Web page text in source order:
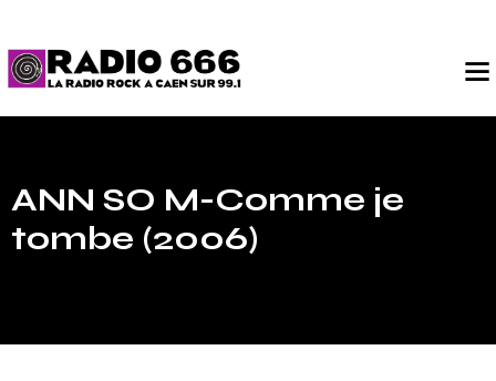
ANN SO M-Comme je
tombe (2006)